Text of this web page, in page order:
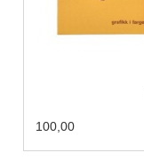
100,00